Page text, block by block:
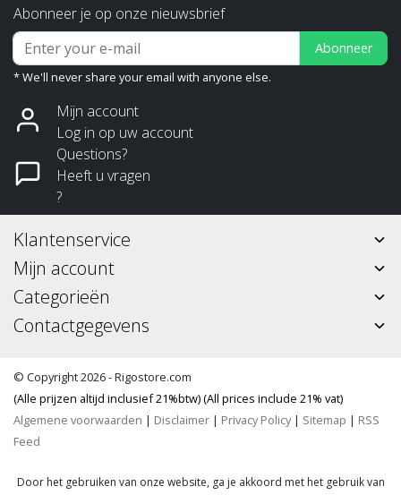
Abonneer je op onze nieuwsbrief
Abonneer
* We'll never share your email with anyone else.
Mijn account
Log in op uw account
Questions?
Heeft u vragen
?
Klantenservice
Mijn account
Categorieën
Contactgegevens
© Copyright 2026 - Rigostore.com
(Alle prijzen altijd inclusief 21%btw) (All prices include 21% vat)
Algemene voorwaarden | Disclaimer | Privacy Policy| Sitemap | RSS
Feed
Door het gebruiken van onze website, ga je akkoord met het gebruik van